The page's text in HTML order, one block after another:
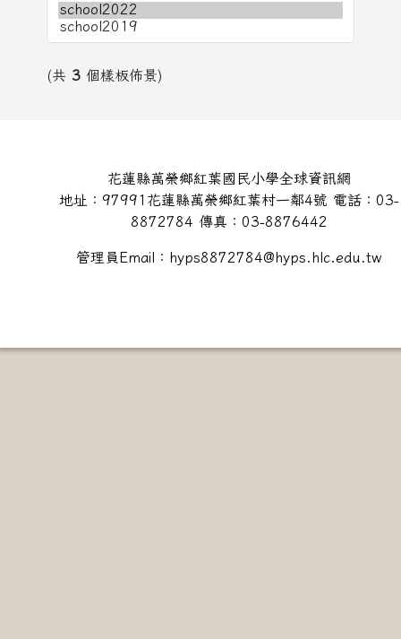
(共 3 個樣板佈景)
花蓮縣萬榮鄉紅葉國民小學全球資訊網
地址：97991花蓮縣萬榮鄉紅葉村一鄰4號 電話：03-
8872784 傳真：03-8876442
管理員Email：hyps8872784@hyps.hlc.edu.tw